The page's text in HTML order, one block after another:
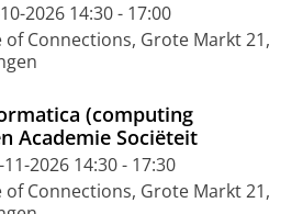
2026 14:30 - 17:00
of Connections, Grote Markt 21,
(computing
Academie Sociëteit
2026 14:30 - 17:30
of Connections, Grote Markt 21,